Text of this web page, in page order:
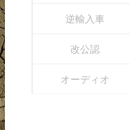
逆輸入車
改公認
オーディオ